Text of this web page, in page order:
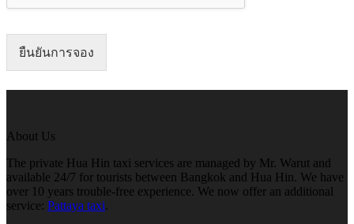
ยืนยันการจอง
About Us
The private Hua Hin taxi services are managed by Mr. Warut and
available 24/7 for tourists between Bangkok and Hua Hin. We have
over 10 years trouble-free experience. We now offer an additional
service: Pattaya taxi.